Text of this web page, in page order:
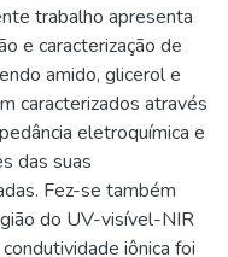
trabalho apresenta
e caracterização de
amido, glicerol e
caracterizados através
eletroquímica e
das suas
Fez-se também
do UV-visível-NIR
iônica foi